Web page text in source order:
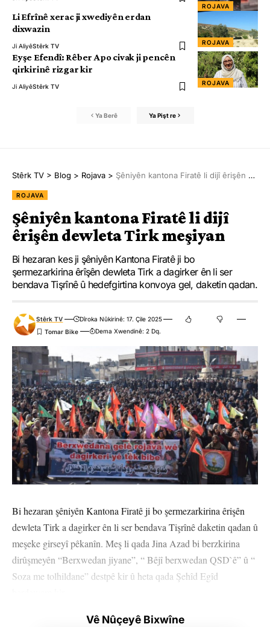
ROJAVA
ROJAVA
Li Efrînê xerac ji xwediyên erdan
dixwazin
Ji AliyêStêrk TV
ROJAVA
Eyşe Efendî: Rêber Apo civak ji pencên
qirkirinê rizgar kir
Ji AliyêStêrk TV
Ya Berê Ya Pişt re
Stêrk TV > Blog > Rojava > Şêniyên kantona Firatê li dijî êrişên dewleta Tirk meşiyan
ROJAVA
Şêniyên kantona Firatê li dijî
êrişên dewleta Tirk meşiyan
Bi hezaran kes ji şêniyên Kantona Firatê ji bo
şermezarkirina êrîşên dewleta Tirk a dagirker ên li ser
bendava Tişrînê û hedefgirtina konvoya gel, daketin qadan.
Stêrk TV
Dîroka Nûkirinê: 17. Çile 2025
Dema Xwendinê: 2 Dq.
Bi hezaran şêniyên Kantona Firatê ji bo şermezarkirina êrişên
dewleta Tirk a dagirker ên li ser bendava Tişrînê daketin qadan û
meşeke girseyî pêkanîn. Meş li qada Jina Azad bi berzkirina
dirûşmeyên “Berxwedan jiyane”, “ Bêjî berxwedan QSD`ê” û “
Soza me tolhildane” destpê kir û heta qada Şehîd Egîd
Li qadê piştî deqeyek rêz hat girtin Cîgira Hevseroka Encûmena
Vê Nûçeyê Bixwîne